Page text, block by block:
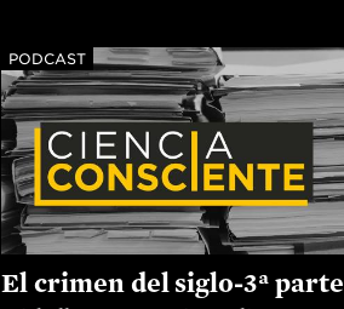
PODCAST
El crimen del siglo-3ª parte